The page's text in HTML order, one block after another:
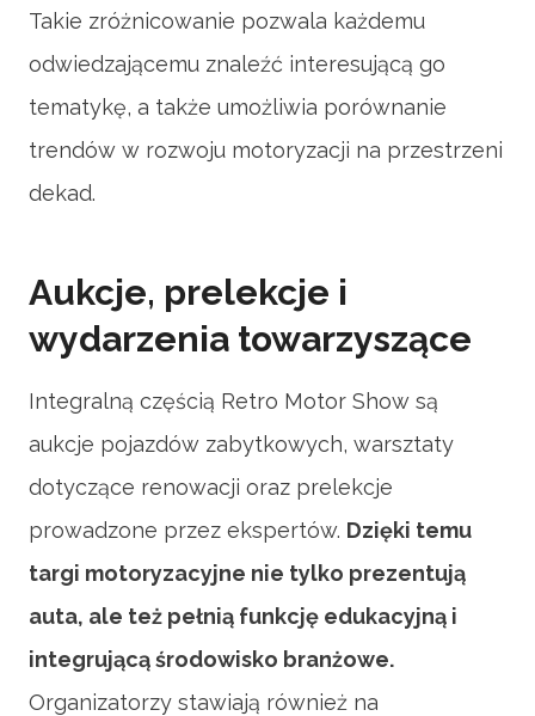
Takie zróżnicowanie pozwala każdemu
odwiedzającemu znaleźć interesującą go
tematykę, a także umożliwia porównanie
trendów w rozwoju motoryzacji na przestrzeni
dekad.
Aukcje, prelekcje i
wydarzenia towarzyszące
Integralną częścią Retro Motor Show są
aukcje pojazdów zabytkowych, warsztaty
dotyczące renowacji oraz prelekcje
prowadzone przez ekspertów. Dzięki temu
targi motoryzacyjne nie tylko prezentują
auta, ale też pełnią funkcję edukacyjną i
integrującą środowisko branżowe.
Organizatorzy stawiają również na